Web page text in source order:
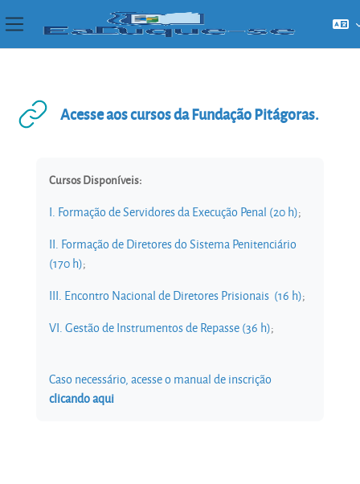
Acesse aos cursos da Fundação Pitágoras.
Cursos Disponíveis:
I. Formação de Servidores da Execução Penal (20 h);
II. Formação de Diretores do Sistema Penitenciário
(170 h);
III. Encontro Nacional de Diretores Prisionais (16 h);
VI. Gestão de Instrumentos de Repasse (36 h);
Caso necessário, acesse o manual de inscrição
clicando aqui